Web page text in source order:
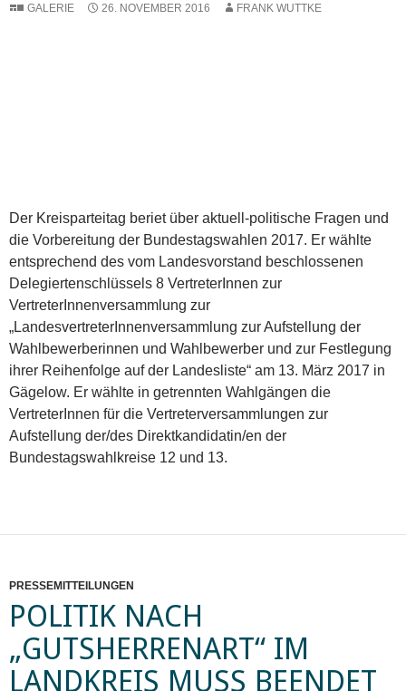
GALERIE 26. NOVEMBER 2016 FRANK WUTTKE
Der Kreisparteitag beriet über aktuell-politische Fragen und
die Vorbereitung der Bundestagswahlen 2017. Er wählte
entsprechend des vom Landesvorstand beschlossenen
Delegiertenschlüssels 8 VertreterInnen zur
VertreterInnenversammlung zur
„LandesvertreterInnenversammlung zur Aufstellung der
Wahlbewerberinnen und Wahlbewerber und zur Festlegung
ihrer Reihenfolge auf der Landesliste“ am 13. März 2017 in
Gägelow. Er wählte in getrennten Wahlgängen die
VertreterInnen für die Vertreterversammlungen zur
Aufstellung der/des Direktkandidatin/en der
Bundestagswahlkreise 12 und 13.
PRESSEMITTEILUNGEN
POLITIK NACH
„GUTSHERRENART“ IM
LANDKREIS MUSS BEENDET